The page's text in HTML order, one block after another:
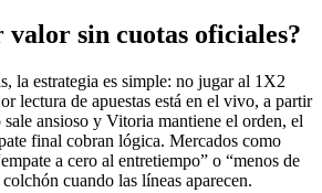
valor sin cuotas oficiales?
la estrategia es simple: no jugar al 1X2
lectura de apuestas está en el vivo, a partir
ansioso y Vitoria mantiene el orden, el
final cobran lógica. Mercados como
a cero al entretiempo” o “menos de
cuando las líneas aparecen.